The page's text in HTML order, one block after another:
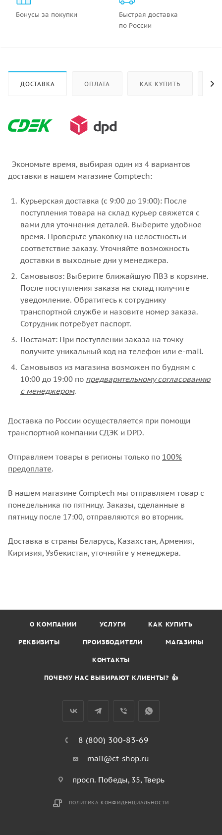
Бонусы за покупки
Быстрая доставка
по России
ДОСТАВКА ОПЛАТА КАК КУПИТЬ
Экономьте время, выбирая один из 4 вариантов
доставки в нашем магазине Comptech:
Курьерская доставка (с 9:00 до 19:00): После
поступления товара на склад курьер свяжется с
вами для уточнения деталей. Выберите удобное
время. Проверьте упаковку на целостность и
соответствие заказу. Уточняйте возможность
доставки в выходные дни у менеджера.
Самовывоз: Выберите ближайшую ПВЗ в корзине.
После поступления заказа на склад получите
уведомление. Обратитесь к сотруднику
транспортной службе и назовите номер заказа.
Сотрудник потребует паспорт.
Постамат: При поступлении заказа на точку
получите уникальный код на телефон или e-mail.
Самовывоз из магазина возможен по будням с
10:00 до 19:00 по предварительному согласованию
с менеджером.
Доставка по России осуществляется при помощи
транспортной компании СДЭК и DPD.
Отправляем товары в регионы только по 100%
предоплате.
В нашем магазине Comptech мы отправляем товар с
понедельника по пятницу. Заказы, сделанные в
пятницу после 17:00, отправляются во вторник.
Доставка в страны Беларусь, Казахстан, Армения,
Киргизия, Узбекистан, уточняйте у менеджера.
О КОМПАНИИ УСЛУГИ КАК КУПИТЬ
РЕКВИЗИТЫ ПРОИЗВОДИТЕЛИ МАГАЗИНЫ
КОНТАКТЫ
ПОЧЕМУ НАС ВЫБИРАЮТ КЛИЕНТЫ? 👍
8 (800) 300-83-69
mail@ct-shop.ru
просп. Победы, 35, Тверь
ПОЛИТИКА КОНФИДЕНЦИАЛЬНОСТИ